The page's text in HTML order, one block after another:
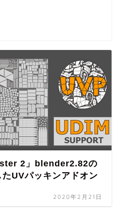
2」blender2.82の
UVパッキンアドオン
2020年2月21日